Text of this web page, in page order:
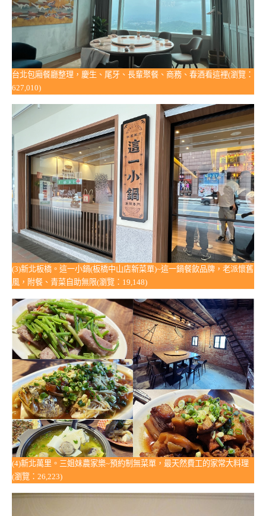
台北包廂餐廳整理，慶生、尾牙、長輩聚餐、商務、春酒看這裡(瀏覽：
627,010)
(3)新北板橋。這一小鍋(板橋中山店新菜單)~這一鍋餐飲品牌，老派懷舊
風，附餐、青菜自助無限(瀏覽：19,148)
(4)新北萬里。三姐妹農家樂~預約制無菜單，最天然費工的家常大料理
(瀏覽：26,223)